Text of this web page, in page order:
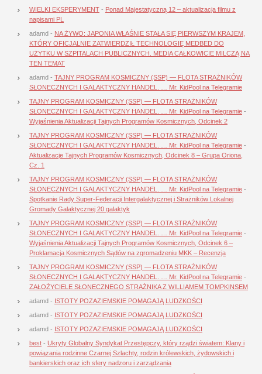
WIELKI EKSPERYMENT - Ponad Majestatyczną 12 – aktualizacja filmu z
napisami PL
adamd - NA ŻYWO: JAPONIA WŁAŚNIE STAŁA SIĘ PIERWSZYM KRAJEM,
KTÓRY OFICJALNIE ZATWIERDZIŁ TECHNOLOGIĘ MEDBED DO
UŻYTKU W SZPITALACH PUBLICZNYCH. MEDIA CAŁKOWICIE MILCZĄ NA
TEN TEMAT
adamd - TAJNY PROGRAM KOSMICZNY (SSP) — FLOTA STRAŻNIKÓW
SŁONECZNYCH I GALAKTYCZNY HANDEL. … Mr. KidPool na Telegramie
TAJNY PROGRAM KOSMICZNY (SSP) — FLOTA STRAŻNIKÓW
SŁONECZNYCH I GALAKTYCZNY HANDEL. … Mr. KidPool na Telegramie -
Wyjaśnienia Aktualizacji Tajnych Programów Kosmicznych, Odcinek 2
TAJNY PROGRAM KOSMICZNY (SSP) — FLOTA STRAŻNIKÓW
SŁONECZNYCH I GALAKTYCZNY HANDEL. … Mr. KidPool na Telegramie -
Aktualizacje Tajnych Programów Kosmicznych, Odcinek 8 – Grupa Oriona,
Cz. 1
TAJNY PROGRAM KOSMICZNY (SSP) — FLOTA STRAŻNIKÓW
SŁONECZNYCH I GALAKTYCZNY HANDEL. … Mr. KidPool na Telegramie -
Spotkanie Rady Super-Federacji Intergalaktycznej i Strażników Lokalnej
Gromady Galaktycznej 20 galaktyk
TAJNY PROGRAM KOSMICZNY (SSP) — FLOTA STRAŻNIKÓW
SŁONECZNYCH I GALAKTYCZNY HANDEL. … Mr. KidPool na Telegramie -
Wyjaśnienia Aktualizacji Tajnych Programów Kosmicznych, Odcinek 6 –
Proklamacja Kosmicznych Sądów na zgromadzeniu MKK – Recenzja
TAJNY PROGRAM KOSMICZNY (SSP) — FLOTA STRAŻNIKÓW
SŁONECZNYCH I GALAKTYCZNY HANDEL. … Mr. KidPool na Telegramie -
ZAŁOŻYCIELE SŁONECZNEGO STRAŻNIKA Z WILLIAMEM TOMPKINSEM
adamd - ISTOTY POZAZIEMSKIE POMAGAJĄ LUDZKOŚCI
adamd - ISTOTY POZAZIEMSKIE POMAGAJĄ LUDZKOŚCI
adamd - ISTOTY POZAZIEMSKIE POMAGAJĄ LUDZKOŚCI
best - Ukryty Globalny Syndykat Przestępczy, który rządzi światem: Klany i
powiązania rodzinne Czarnej Szlachty, rodzin królewskich, żydowskich i
bankierskich oraz ich sfery nadzoru i zarządzania